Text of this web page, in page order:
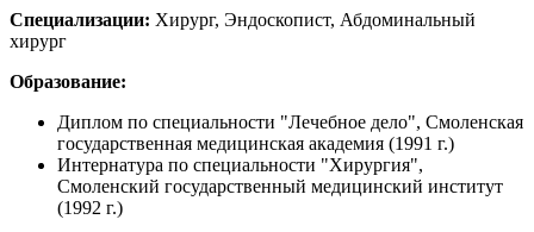
Специализации: Хирург, Эндоскопист, Абдоминальный
хирург
Образование:
Диплом по специальности "Лечебное дело", Смоленская
государственная медицинская академия (1991 г.)
Интернатура по специальности "Хирургия",
Смоленский государственный медицинский институт
(1992 г.)